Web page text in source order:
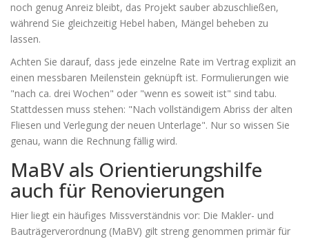
noch genug Anreiz bleibt, das Projekt sauber abzuschließen,
während Sie gleichzeitig Hebel haben, Mängel beheben zu
lassen.
Achten Sie darauf, dass jede einzelne Rate im Vertrag explizit an
einen messbaren Meilenstein geknüpft ist. Formulierungen wie
"nach ca. drei Wochen" oder "wenn es soweit ist" sind tabu.
Stattdessen muss stehen: "Nach vollständigem Abriss der alten
Fliesen und Verlegung der neuen Unterlage". Nur so wissen Sie
genau, wann die Rechnung fällig wird.
MaBV als Orientierungshilfe
auch für Renovierungen
Hier liegt ein häufiges Missverständnis vor: Die Makler- und
Bauträgerverordnung (MaBV) gilt streng genommen primär für